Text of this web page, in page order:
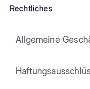
Rechtliches
Allgemeine